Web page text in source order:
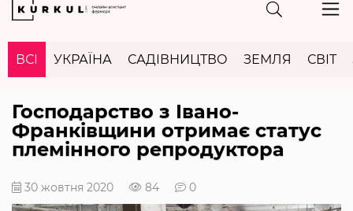
ВСІ УКРАЇНА САДІВНИЦТВО ЗЕМЛЯ СВІТ
Господарство з Івано-
Франківщини отримає статус
племінного репродуктора
30 жовтня 2020 84 0